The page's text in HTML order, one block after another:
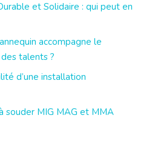
et Solidaire : qui peut en
accompagne le
talents ?
d’une installation
souder MIG MAG et MMA